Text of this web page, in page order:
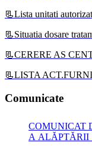
📃Lista unitati
📃Situatia dosare
📃CERERE AS
📃LISTA
Comunicate
COMUNICAT
A ALĂPTĂRII